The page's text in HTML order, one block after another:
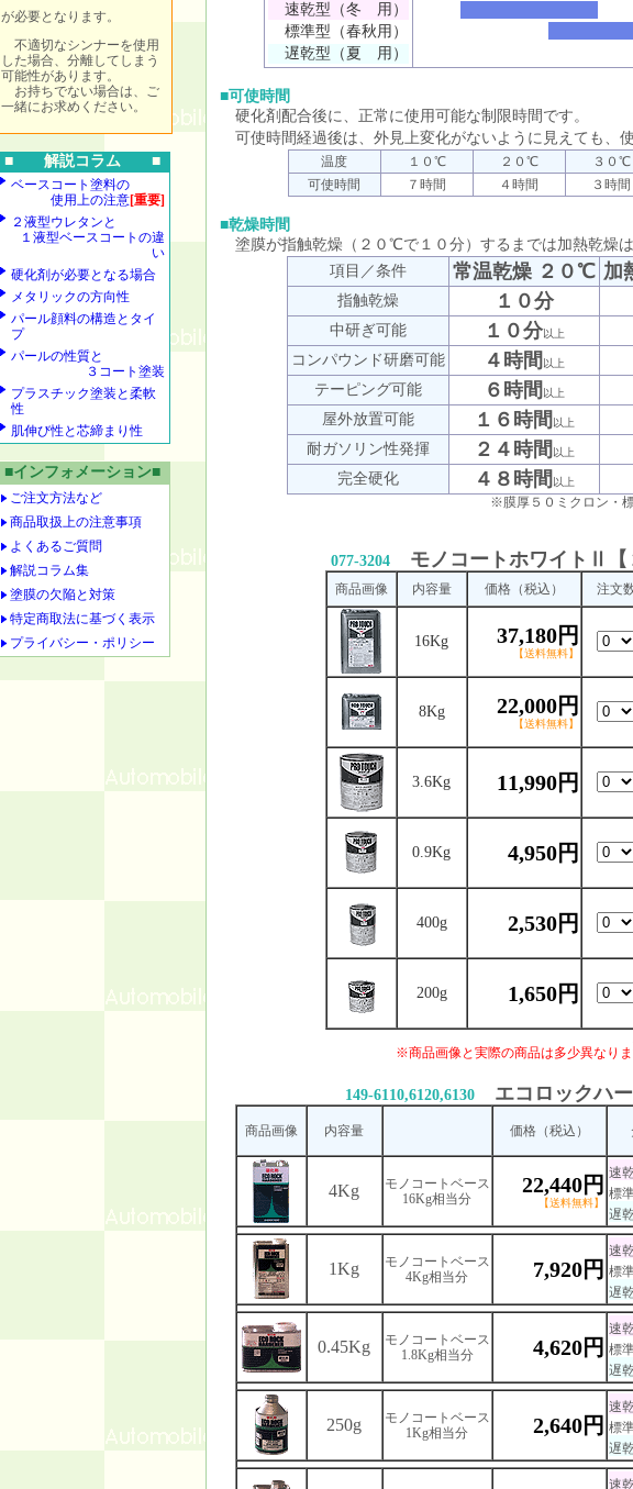
が必要となります。
不適切なシンナーを使用
した場合、分離してしまう
可能性があります。
お持ちでない場合は、ご
一緒にお求めください。
■ 解説コラム ■
ベースコート塗料の
使用上の注意[重要]
２液型ウレタンと
１液型ベースコートの違
い
硬化剤が必要となる場合
メタリックの方向性
パール顔料の構造とタイ
プ
パールの性質と
３コート塗装
プラスチック塗装と柔軟
性
肌伸び性と芯締まり性
■インフォメーション■
ご注文方法など
商品取扱上の注意事項
よくあるご質問
解説コラム集
塗膜の欠陥と対策
特定商取法に基づく表示
プライバシー・ポリシー
速乾型（冬 用）
標準型（春秋用）
遅乾型（夏 用）
■可使時間
硬化剤配合後に、正常に使用可能な制限時間です。
可使時間経過後は、外見上変化がないように見えても、使
温度 １０℃ ２０℃ ３０℃
可使時間
７時間 ４時間 ３時間
■乾燥時間
塗膜が指触乾燥（２０℃で１０分）するまでは加熱乾燥は
項目／条件
常温乾燥 ２０℃ 加
指触乾燥 １０分
中研ぎ可能 １０分以上
コンパウンド研磨可能 ４時間 以上
テーピング可能 ６時間 以上
屋外放置可能 １６時間 以上
耐ガソリン性発揮 ２４時間 以上
完全硬化 ４８時間 以上
※膜厚５０ミクロン・
077-3204モノコートホワイトⅡ【
商品画像 内容量 価格（税込） 注文
16Kg 37,180円
【送料無料】
8Kg 22,000円
【送料無料】
3.6Kg 11,990円
0.9Kg 4,950円
400g 2,530円
200g 1,650円
※商品画像と実際の商品は多少異なり
149-6110,6120,6130エコロックハー
商品画像 内容量 価格（税込）
4Kg
モノコートベース
16Kg相当分
22,440円
【送料無料】
速
標
遅
1Kg
モノコートベース
4Kg相当分
7,920円
速
標
遅
0.45Kg
モノコートベース
1.8Kg相当分
4,620円
速
標
遅
250g
モノコートベース
1Kg相当分
2,640円
速
標
遅
速